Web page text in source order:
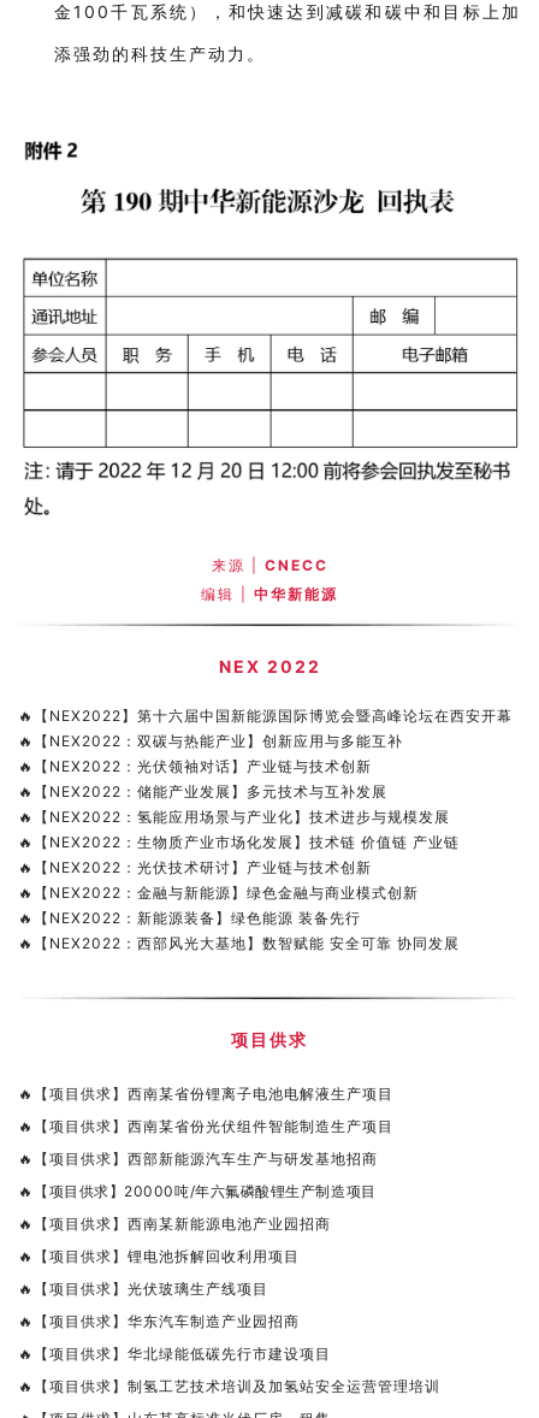
金100千瓦系统），和快速达到减碳和碳中和目标上加
添强劲的科技生产动力。
来源 | CNECC
编辑 | 中华新能源
NEX 2022
🔥
【NEX2022】第十六届中国新能源国际博览会暨高峰论坛在西安开幕
🔥
【NEX2022：双碳与热能产业】创新应用与多能互补
🔥
【NEX2022：光伏领袖对话】产业链与技术创新
🔥
【NEX2022：储能产业发展】多元技术与互补发展
🔥
【NEX2022：氢能应用场景与产业化】技术进步与规模发展
🔥
【NEX2022：生物质产业市场化发展】技术链 价值链 产业链
🔥
【NEX2022：光伏技术研讨】产业链与技术创新
🔥
【NEX2022：金融与新能源】绿色金融与商业模式创新
🔥
【NEX2022：新能源装备】绿色能源 装备先行
🔥
【NEX2022：西部风光大基地】数智赋能 安全可靠 协同发展
项目供求
🔥
【项目供求】西南某省份锂离子电池电解液生产项目
🔥
【项目供求】西南某省份光伏组件智能制造生产项目
🔥
【项目供求】西部新能源汽车生产与研发基地招商
🔥
【项目供求】20000吨/年六氟磷酸锂生产制造项目
🔥
【项目供求】西南某新能源电池产业园招商
🔥
【项目供求】锂电池拆解回收利用项目
🔥
【项目供求】光伏玻璃生产线项目
🔥
【项目供求】华东汽车制造产业园招商
🔥
【项目供求】华北绿能低碳先行市建设项目
🔥
【项目供求】制氢工艺技术培训及加氢站安全运营管理培训